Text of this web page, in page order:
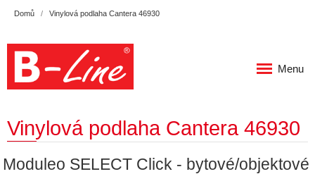
Domů Vinylová podlaha Cantera 46930
Menu
Vinylová podlaha Cantera 46930
Moduleo SELECT Click - bytové/objektové